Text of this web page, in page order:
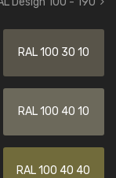
RAL 100 30 10
RAL 100 40 10
RAL 100 40 40